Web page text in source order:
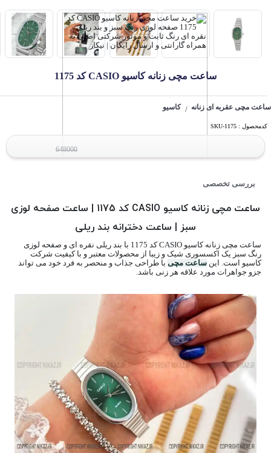
ساعت مچی زنانه کاسیو CASIO کد 1175
ساعت مچی عقربه ای زنانه / کاسیو
کدمحصول : SKU-1175
648000
بررسی تخصصی
ساعت مچی زنانه کاسیو CASIO کد 1175 | ساعت صفحه لوزی
سبز | ساعت دخترانه بند ریلی
ساعت مچی زنانه کاسیو CASIO کد 1175 با بند ریلی نقره ای و صفحه لوزی
رنگ سبز یک اکسسوری شیک و زیبا از محصولات معتبر و با کیفیت شرکت
کاسیو است. این ساعت مچیبا طراحی جذاب و منحصر به فرد خود می تواند
جزو جواهرات مورد علاقه هر زنی باشد.